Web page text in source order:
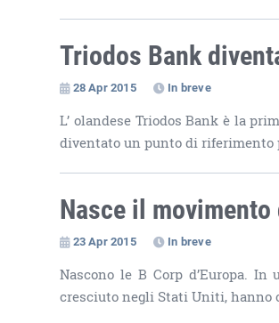
Triodos Bank
28 Apr 2015 In breve
L’ olandese Triodos Bank è la
diventato un punto di riferimento
Nasce il movimento
23 Apr 2015 In breve
Nascono le B Corp d’Europa.
cresciuto negli Stati Uniti, hanno